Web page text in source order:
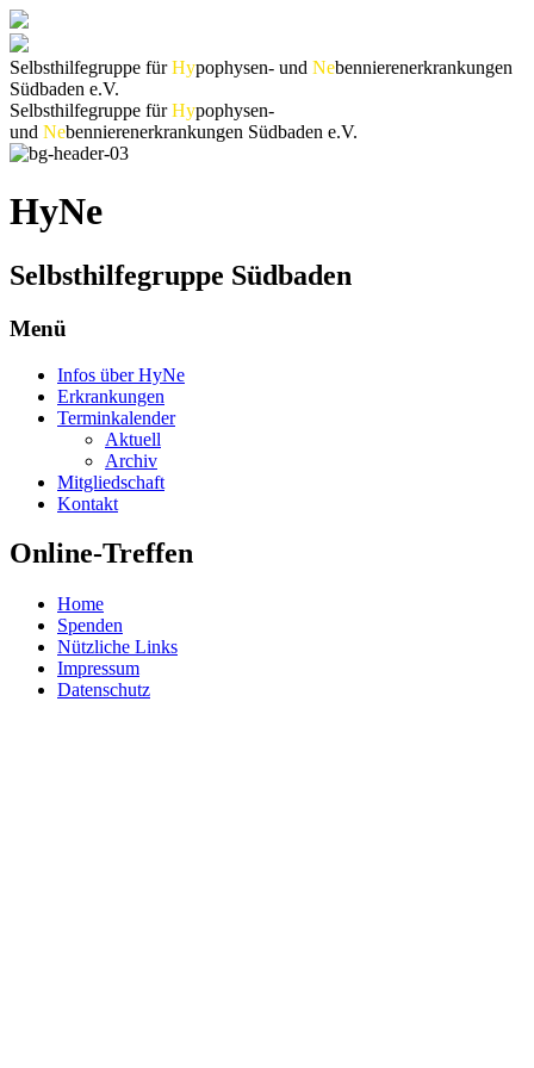
Selbsthilfegruppe fürHypophysen- und Nebennierenerkrankungen
Südbaden e.V.
Selbsthilfegruppe fürHypophysen-
und Nebennierenerkrankungen Südbaden e.V.
HyNe
Selbsthilfegruppe Südbaden
Menü
Infos über HyNe
Erkrankungen
Terminkalender
Aktuell
Archiv
Mitgliedschaft
Kontakt
Online-Treffen
Home
Spenden
Nützliche Links
Impressum
Datenschutz